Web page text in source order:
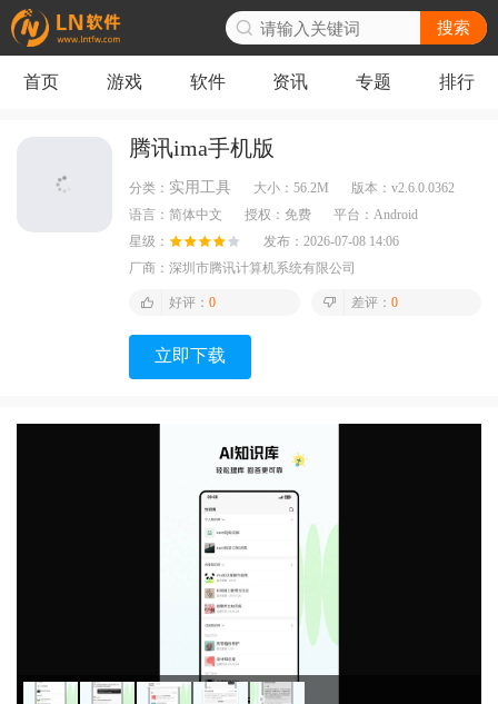
搜索
首页 游戏 软件 资讯 专题 排行
腾讯ima手机版
分类： 实用工具 大小： 56.2M 版本： v2.6.0.0362
语言： 简体中文 授权： 免费 平台： Android
星级：
发布： 2026-07-08 14:06
厂商： 深圳市腾讯计算机系统有限公司
好评： 0 差评： 0
立即下载